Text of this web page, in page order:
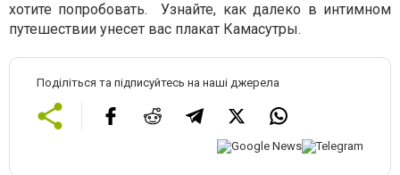
хотите попробовать.
Узнайте, как далеко в интимном
путешествии унесет вас плакат Камасутры.
Поділіться та підписуйтесь на наші джерела